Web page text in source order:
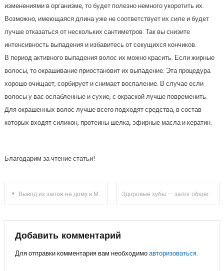
изменениями в организме, то будет полезно немного укоротить их.
Возможно, имеющаяся длина уже не соответствует их силе и будет
лучше отказаться от нескольких сантиметров. Так вы снизите
интенсивность выпадения и избавитесь от секущихся кончиков.
В период активного выпадения волос их можно красить. Если жирные
волосы, то окрашивание приостановит их выпадение. Эта процедура
хорошо очищает, сорбирует и снимает воспаление. В случае если
волосы у вас ослабленные и сухие, с окраской лучше повременить.
Для окрашенных волос лучше всего подходят средства, в состав
которых входят силикон, протеины шелка, эфирные масла и кератин.
Благодарим за чтение статьи!
Навигация
записям
Вывод из запоя на дому в Мурманске: эффективные методы помощи Здоровые зубы — залог общего благополучия: почему важно посещать стоматолога
Добавить комментарий
Для отправки комментария вам необходимоавторизоваться.